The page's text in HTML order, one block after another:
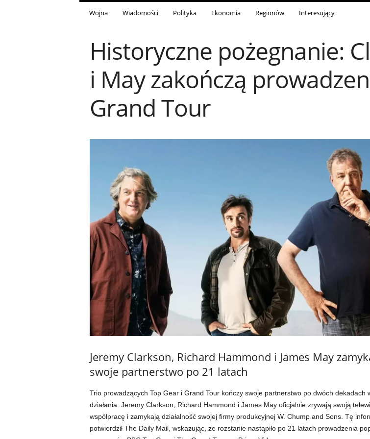
Wojna Wiadomości Polityka Ekonomia Regionów Interesujący
Historyczne pożegnanie:
i May zakończą
Grand Tour
Jeremy Clarkson, Richard Hammond i James May
swoje partnerstwo po 21 latach
Trio prowadzących Top Gear i Grand Tour kończy swoje partnerstwo po dwóch dekadach
działania. Jeremy Clarkson, Richard Hammond i James May oficjalnie zrywają swoją
współpracę i zamykają działalność swojej firmy produkcyjnej W. Chump and Sons. Tę
potwierdził The Daily Mail, wskazując, że rozstanie nastąpiło po 21 latach prowadzenia